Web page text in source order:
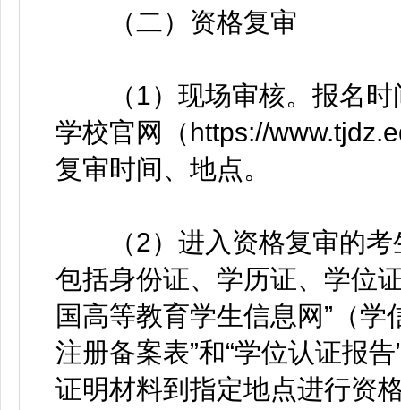
（二）资格复审
（1）现场审核。报名时
学校官网（https://
复审时间、地点。
（2）进入资格复审的考
包括身份证、学历证、学位
国高等教育学生信息网”（
注册备案表”和“学位认证报
证明材料到指定地点进行资